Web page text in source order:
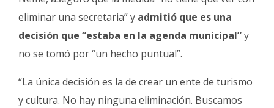
eliminar una secretaria” y admitió que es una
decisión que “estaba en la agenda municipal”y
no se tomó por “un hecho puntual”.
“La única decisión es la de crear un ente de turismo
y cultura. No hay ninguna eliminación. Buscamos